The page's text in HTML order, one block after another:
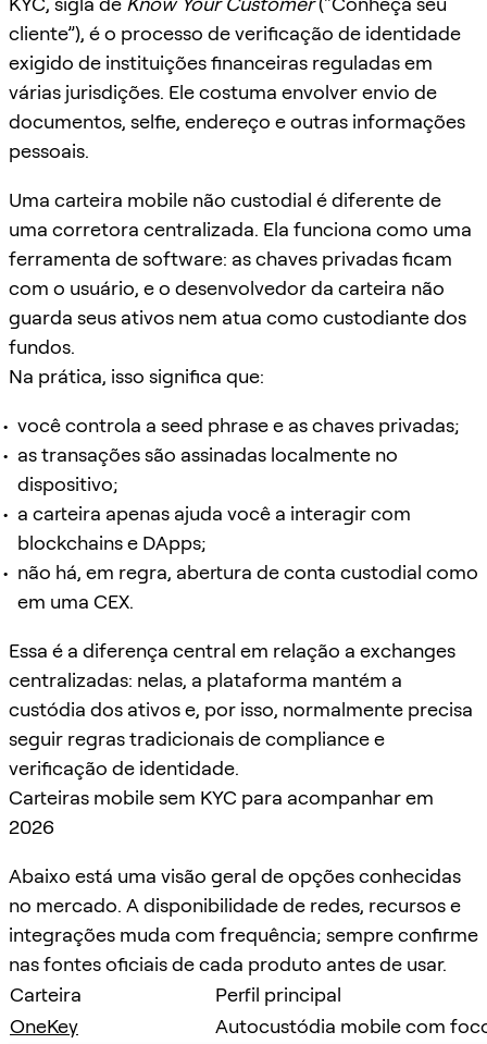
cliente”), é o processo de verificação de identidade
exigido de instituições financeiras reguladas em
várias jurisdições. Ele costuma envolver envio de
documentos, selfie, endereço e outras informações
pessoais.
Uma carteira mobile não custodial é diferente de
uma corretora centralizada. Ela funciona como uma
ferramenta de software: as chaves privadas ficam
com o usuário, e o desenvolvedor da carteira não
guarda seus ativos nem atua como custodiante dos
fundos.
Na prática, isso significa que:
você controla a seed phrase e as chaves privadas;
as transações são assinadas localmente no
dispositivo;
a carteira apenas ajuda você a interagir com
blockchains e DApps;
não há, em regra, abertura de conta custodial como
em uma CEX.
Essa é a diferença central em relação a exchanges
centralizadas: nelas, a plataforma mantém a
custódia dos ativos e, por isso, normalmente precisa
seguir regras tradicionais de compliance e
verificação de identidade.
Carteiras mobile sem KYC para acompanhar em
2026
Abaixo está uma visão geral de opções conhecidas
no mercado. A disponibilidade de redes, recursos e
integrações muda com frequência; sempre confirme
nas fontes oficiais de cada produto antes de usar.
Carteira
Perfil principal
OneKey
Autocustódia mobile com